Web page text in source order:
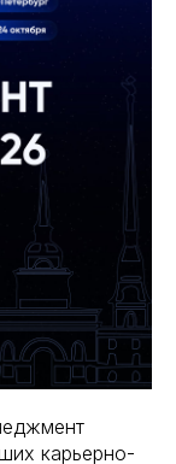
карьерно-